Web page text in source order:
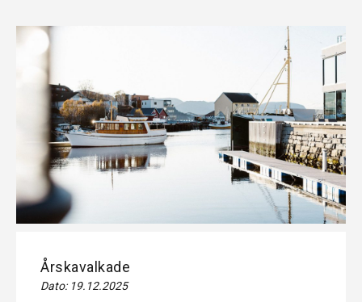
Årskavalkade
Dato: 19.12.2025